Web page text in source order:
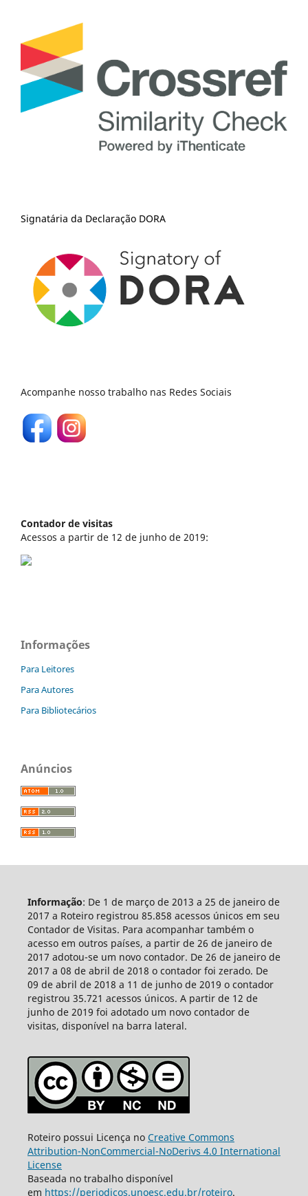
Signatária da Declaração DORA
Acompanhe nosso trabalho nas Redes Sociais
Contador de visitas
Acessos a partir de 12 de junho de 2019:
Informações
Para Leitores
Para Autores
Para Bibliotecários
Anúncios
Informação: De 1 de março de 2013 a 25 de janeiro de
2017 a Roteiro registrou 85.858 acessos únicos em seu
Contador de Visitas. Para acompanhar também o
acesso em outros países, a partir de 26 de janeiro de
2017 adotou-se um novo contador. De 26 de janeiro de
2017 a 08 de abril de 2018 o contador foi zerado. De
09 de abril de 2018 a 11 de junho de 2019 o contador
registrou 35.721 acessos únicos. A partir de 12 de
junho de 2019 foi adotado um novo contador de
visitas, disponível na barra lateral.
Roteiro possui Licença no Creative Commons
Attribution-NonCommercial-NoDerivs 4.0 International
License
Baseada no trabalho disponível
em https://periodicos.unoesc.edu.br/roteiro.